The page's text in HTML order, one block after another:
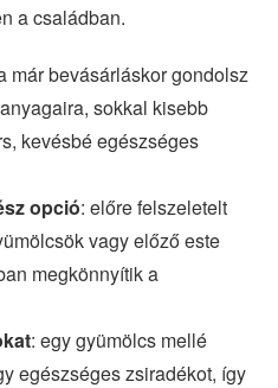
a családban.
már bevásárláskor gondolsz
sokkal kisebb
kevésbé egészséges
opció: előre felszeletelt
vagy előző este
megkönnyítik a
: egy gyümölcs mellé
egészséges zsiradékot, így